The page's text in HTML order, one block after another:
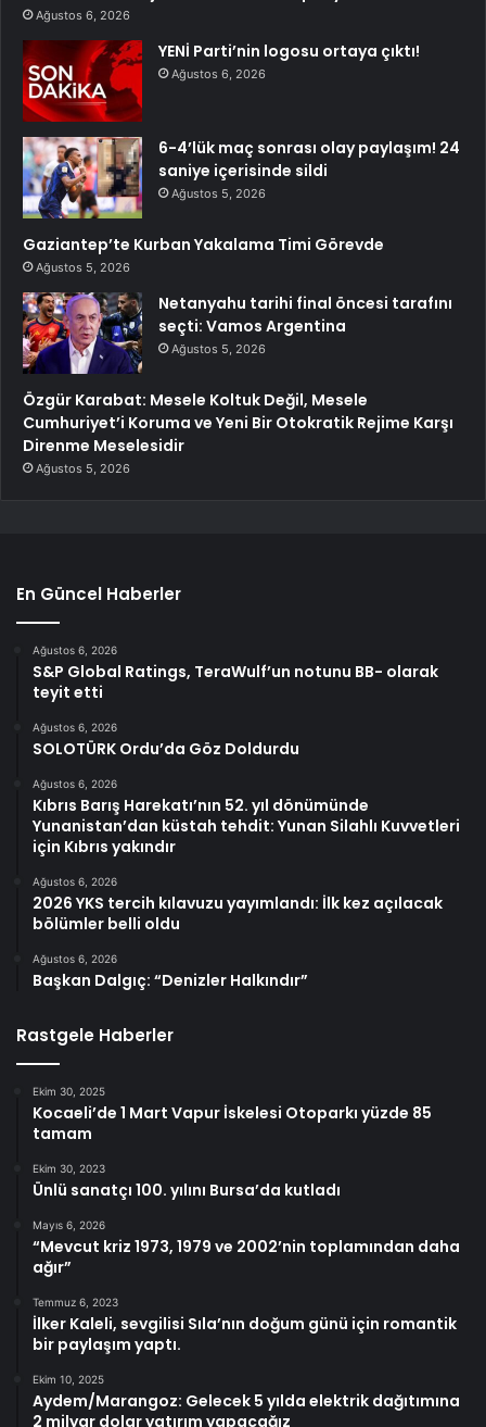
Ağustos 6, 2026
YENİ Parti’nin logosu ortaya çıktı!
Ağustos 6, 2026
6-4’lük maç sonrası olay paylaşım! 24
saniye içerisinde sildi
Ağustos 5, 2026
Gaziantep’te Kurban Yakalama Timi Görevde
Ağustos 5, 2026
Netanyahu tarihi final öncesi tarafını
seçti: Vamos Argentina
Ağustos 5, 2026
Özgür Karabat: Mesele Koltuk Değil, Mesele
Cumhuriyet’i Koruma ve Yeni Bir Otokratik Rejime Karşı
Direnme Meselesidir
Ağustos 5, 2026
En Güncel Haberler
Ağustos 6, 2026
S&P Global Ratings, TeraWulf’un notunu BB- olarak
teyit etti
Ağustos 6, 2026
SOLOTÜRK Ordu’da Göz Doldurdu
Ağustos 6, 2026
Kıbrıs Barış Harekatı’nın 52. yıl dönümünde
Yunanistan’dan küstah tehdit: Yunan Silahlı Kuvvetleri
için Kıbrıs yakındır
Ağustos 6, 2026
2026 YKS tercih kılavuzu yayımlandı: İlk kez açılacak
bölümler belli oldu
Ağustos 6, 2026
Başkan Dalgıç: “Denizler Halkındır”
Rastgele Haberler
Ekim 30, 2025
Kocaeli’de 1 Mart Vapur İskelesi Otoparkı yüzde 85
tamam
Ekim 30, 2023
Ünlü sanatçı 100. yılını Bursa’da kutladı
Mayıs 6, 2026
“Mevcut kriz 1973, 1979 ve 2002’nin toplamından daha
ağır”
Temmuz 6, 2023
İlker Kaleli, sevgilisi Sıla’nın doğum günü için romantik
bir paylaşım yaptı.
Ekim 10, 2025
Aydem/Marangoz: Gelecek 5 yılda elektrik dağıtımına
2 milyar dolar yatırım yapacağız